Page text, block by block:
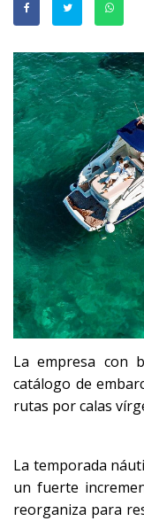
La empresa con
catálogo de
rutas por calas
La temporada
un fuerte
reorganiza para